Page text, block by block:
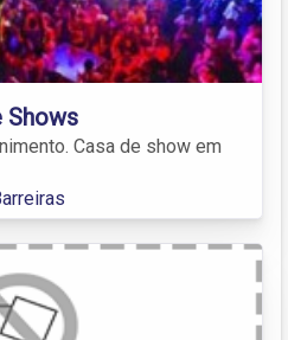
Shows
Casa de show em